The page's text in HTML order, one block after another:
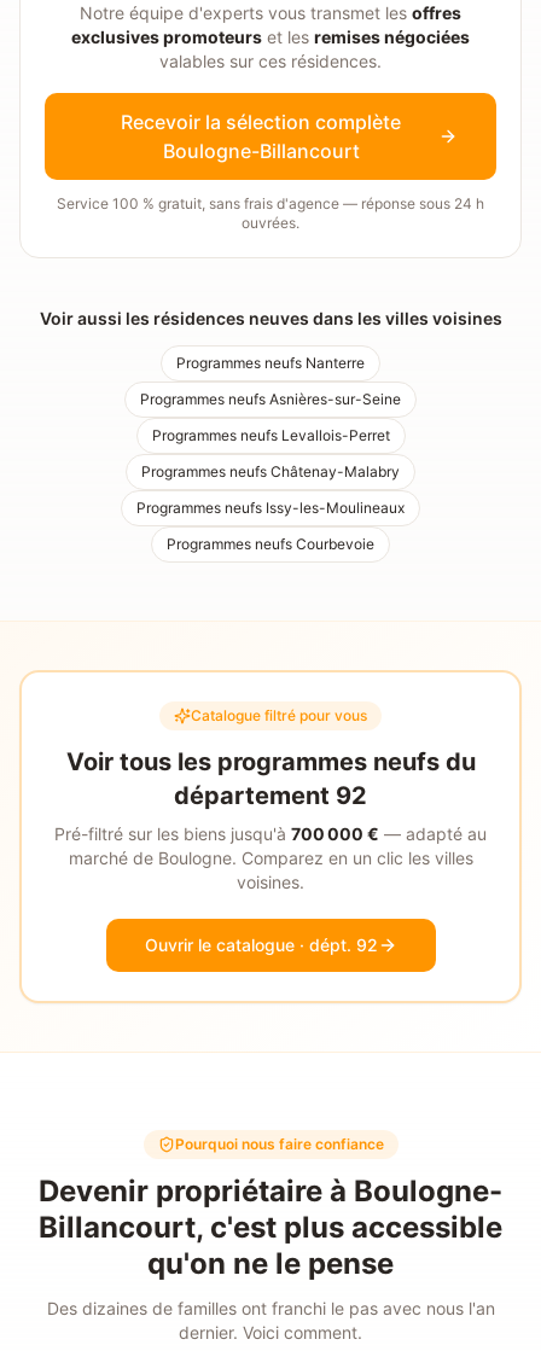
Notre équipe d'experts vous transmet les offres
exclusives promoteurs et les remises négociées
valables sur ces résidences.
Recevoir la sélection complète
Boulogne-Billancourt
Service 100 % gratuit, sans frais d'agence — réponse sous 24 h
ouvrées.
Voir aussi les résidences neuves dans les villes voisines
Programmes neufs Nanterre
Programmes neufs Asnières-sur-Seine
Programmes neufs Levallois-Perret
Programmes neufs Châtenay-Malabry
Programmes neufs Issy-les-Moulineaux
Programmes neufs Courbevoie
Catalogue filtré pour vous
Voir tous les programmes neufs du
département 92
Pré-filtré sur les biens jusqu'à 700 000 € — adapté au
marché de Boulogne. Comparez en un clic les villes
voisines.
Ouvrir le catalogue · dépt. 92
Pourquoi nous faire confiance
Devenir propriétaire à Boulogne-
Billancourt, c'est plus accessible
qu'on ne le pense
Des dizaines de familles ont franchi le pas avec nous l'an
dernier. Voici comment.